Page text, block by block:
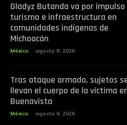
Gladyz Butanda va por impulso
turismo e infraestructura en
comunidades indígenas de
Michoacán
México agosto 8, 2026
Tras ataque armado, sujetos
llevan el cuerpo de la víctima
Buenavista
México agosto 8, 2026